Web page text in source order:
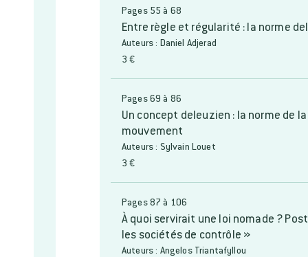
Pages 55 à 68
Entre règle et régularité : la norme
Auteurs : Daniel Adjerad
3 €
Pages 69 à 86
Un concept deleuzien : la norme de
mouvement
Auteurs : Sylvain Louet
3 €
Pages 87 à 106
À quoi servirait une loi nomade ?
les sociétés de contrôle »
Auteurs : Angelos Triantafyllou